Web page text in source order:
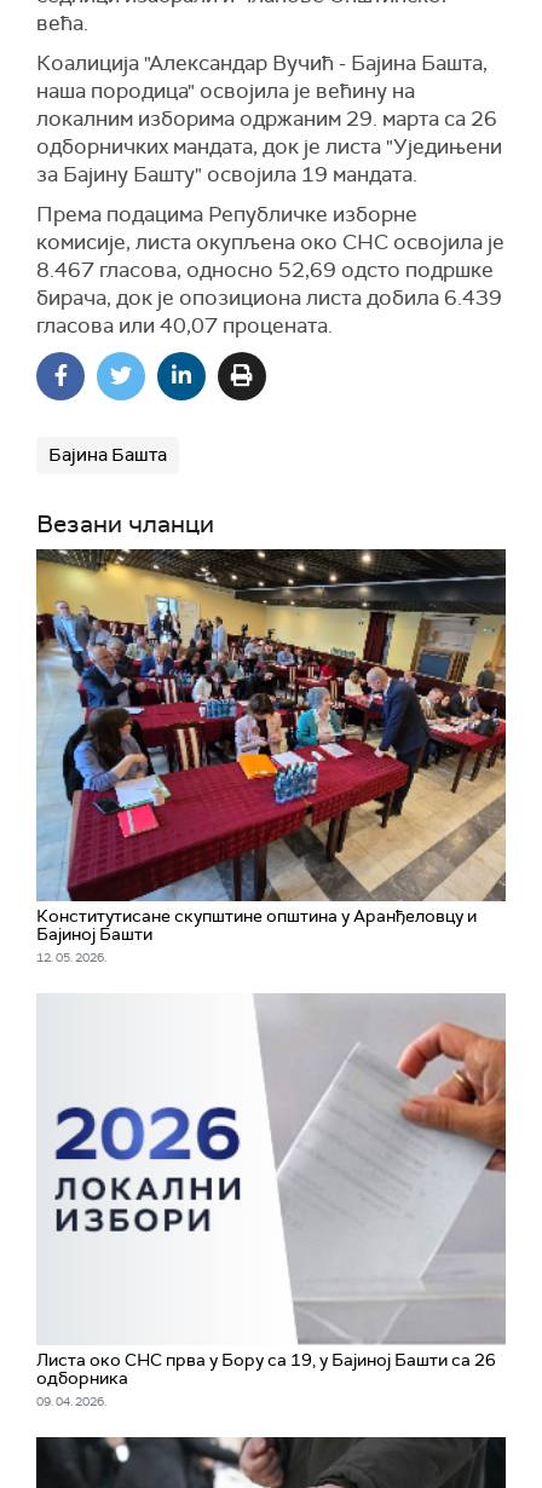
већа.
Коалиција "Александар Вучић - Бајина Башта,
наша породица" освојила је већину на
локалним изборима одржаним 29. марта са 26
одборничких мандата, док је листа "Уједињени
за Бајину Башту" освојила 19 мандата.
Према подацима Републичке изборне
комисије, листа окупљена око СНС освојила је
8.467 гласова, односно 52,69 одсто подршке
бирача, док је опозициона листа добила 6.439
гласова или 40,07 процената.
Бајина Башта
Везани чланци
Конститутисане скупштине општина у Аранђеловцу и
Бајиној Башти
12. 05. 2026.
Листа око СНС прва у Бору са 19, у Бајиној Башти са 26
одборника
09. 04. 2026.